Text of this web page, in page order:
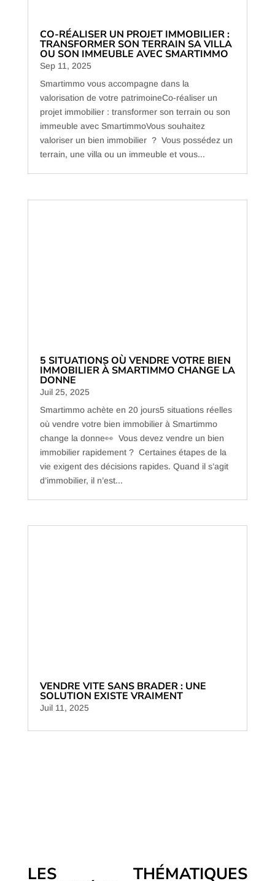
CO-RÉALISER UN PROJET IMMOBILIER :
TRANSFORMER SON TERRAIN SA VILLA
OU SON IMMEUBLE AVEC SMARTIMMO
Sep 11, 2025
Smartimmo vous accompagne dans la
valorisation de votre patrimoineCo-réaliser un
projet immobilier : transformer son terrain ou son
immeuble avec SmartimmoVous souhaitez
valoriser un bien immobilier ? Vous possédez un
terrain, une villa ou un immeuble et vous...
5 SITUATIONS OÙ VENDRE VOTRE BIEN
IMMOBILIER À SMARTIMMO CHANGE LA
DONNE
Juil 25, 2025
Smartimmo achète en 20 jours5 situations réelles
où vendre votre bien immobilier à Smartimmo
change la donne👀 Vous devez vendre un bien
immobilier rapidement ? Certaines étapes de la
vie exigent des décisions rapides. Quand il s’agit
d’immobilier, il n’est...
VENDRE VITE SANS BRADER : UNE
SOLUTION EXISTE VRAIMENT